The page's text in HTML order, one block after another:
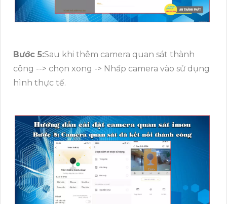
Bước 5:Sau khi thêm camera quan sát thành
công --> chọn xong -> Nhấp camera vào sử dụng
hình thực tế.